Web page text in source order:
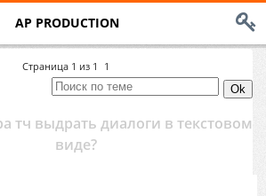
AP PRODUCTION
Страница 1 из 1 1
тч выдрать диалоги в текстовом
виде?